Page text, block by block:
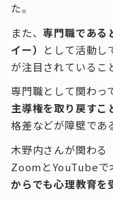
た。
また、専門職である
イー）
として活動し
が注目されているこ
専門職として関わっ
主導権を取り戻すこ
格差などが障壁であ
木野内さんが関わる
ZoomとYouTubeで
からでも心理教育を